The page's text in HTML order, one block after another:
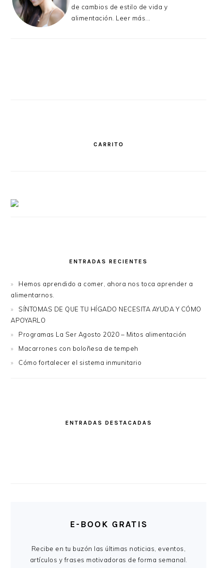
de cambios de estilo de vida y
alimentación. Leer más...
CARRITO
ENTRADAS RECIENTES
Hemos aprendido a comer, ahora nos toca aprender a
alimentarnos.
SÍNTOMAS DE QUE TU HÍGADO NECESITA AYUDA Y CÓMO
APOYARLO
Programas La Ser Agosto 2020 – Mitos alimentación
Macarrones con boloñesa de tempeh
Cómo fortalecer el sistema inmunitario
ENTRADAS DESTACADAS
E-BOOK GRATIS
Recibe en tu buzón las últimas noticias, eventos,
artículos y frases motivadoras de forma semanal.